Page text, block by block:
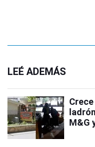
LEÉ ADEMÁS
M&G